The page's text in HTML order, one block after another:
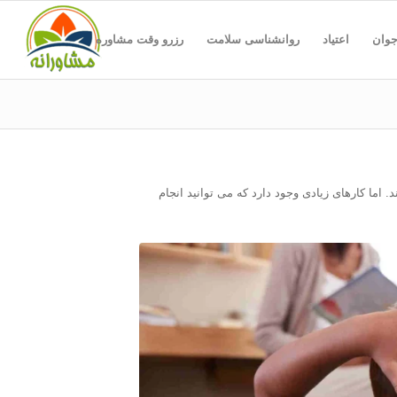
اعتیاد روانشناسی سلامت رزرو وقت مشاوره
اما کارهای زیادی وجود دارد که می توانید انجام